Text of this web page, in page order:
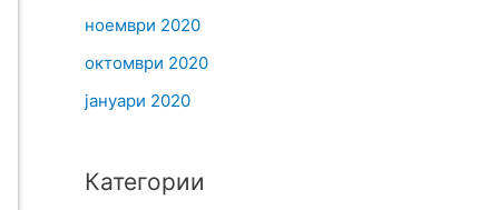
ноември 2020
октомври 2020
јануари 2020
Категории